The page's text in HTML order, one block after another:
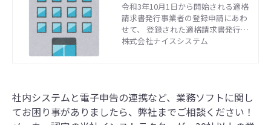
令和3年10月1日から開始される適格
請求書発行事業者の登録申請にあわ
せて、 登録された適格請求書発行事
業者の情報が確認できる適格請求書
きます。
株式会社ナイスシステム
社内システムと電子申告の連携など、業務ソフトに関し
てお困り事がありましたら、弊社までご相談ください！